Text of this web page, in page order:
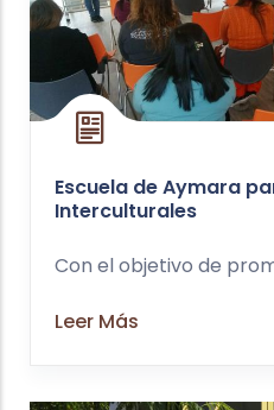
Escuela de Aymara
Interculturales
Con el objetivo de
Leer Más